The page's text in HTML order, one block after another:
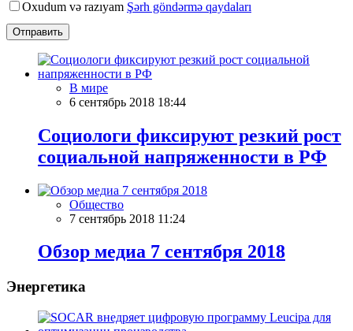
Oxudum və razıyam Şərh göndərmə qaydaları
Отправить
В мире
6 сентябрь 2018 18:44
Социологи фиксируют резкий рост
социальной напряженности в РФ
Общество
7 сентябрь 2018 11:24
Обзор медиа 7 сентября 2018
Энергетика